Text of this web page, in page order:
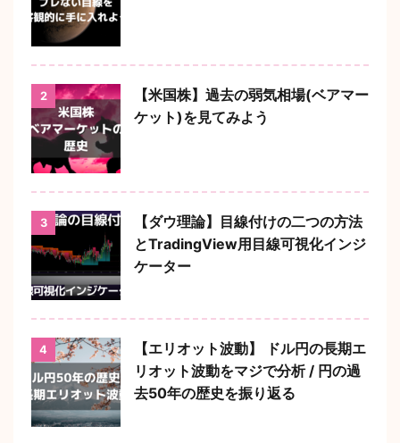
2
【米国株】過去の弱気相場(ベアマー
ケット)を見てみよう
3
【ダウ理論】目線付けの二つの方法
とTradingView用目線可視化インジ
ケーター
4
【エリオット波動】 ドル円の長期エ
リオット波動をマジで分析 / 円の過
去50年の歴史を振り返る